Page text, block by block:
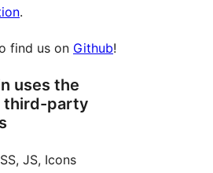
.
find us on Github!
uses the
third-party
JS, Icons